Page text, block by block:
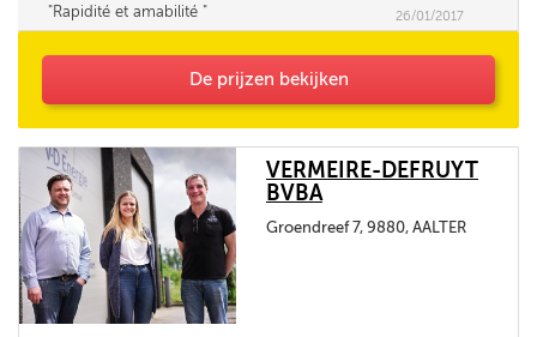
Rapidité et amabilité
26/01/2017
De prijzen bekijken
VERMEIRE-DEFRUYT
BVBA
Groendreef 7, 9880, AALTER